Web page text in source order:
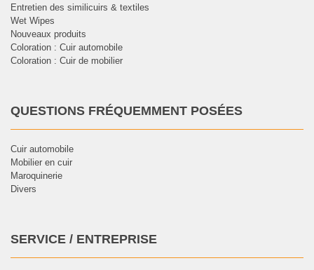
Entretien des similicuirs & textiles
Wet Wipes
Nouveaux produits
Coloration : Cuir automobile
Coloration : Cuir de mobilier
QUESTIONS FRÉQUEMMENT POSÉES
Cuir automobile
Mobilier en cuir
Maroquinerie
Divers
SERVICE / ENTREPRISE